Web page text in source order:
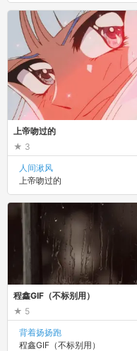
程鑫GIF（不标别用）
5
背着扬扬跑
程鑫GIF（不标别用）
上帝吻过的
3
人间湫风
上帝吻过的